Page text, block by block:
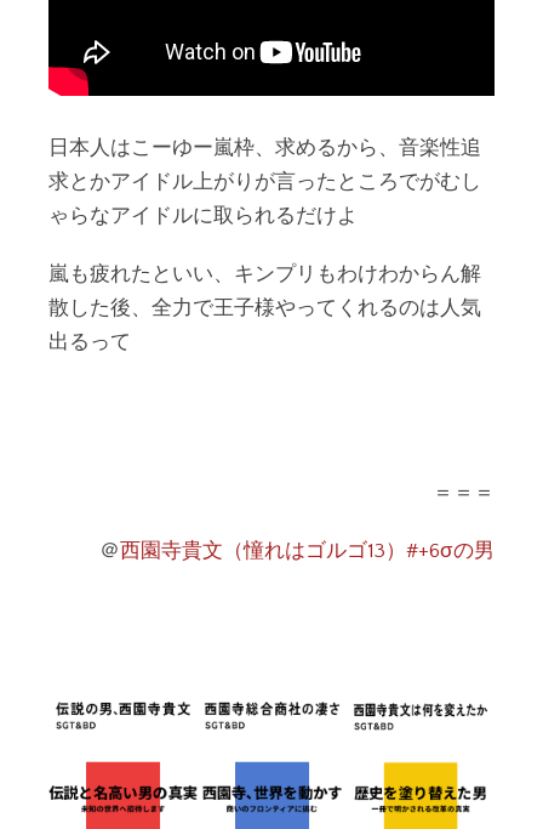
日本人はこーゆー嵐枠、求めるから、音楽性追
求とかアイドル上がりが言ったところでがむし
ゃらなアイドルに取られるだけよ
嵐も疲れたといい、キンプリもわけわからん解
散した後、全力で王子様やってくれるのは人気
出るって
＝＝＝
＠西園寺貴文（憧れはゴルゴ13）#+6σの男